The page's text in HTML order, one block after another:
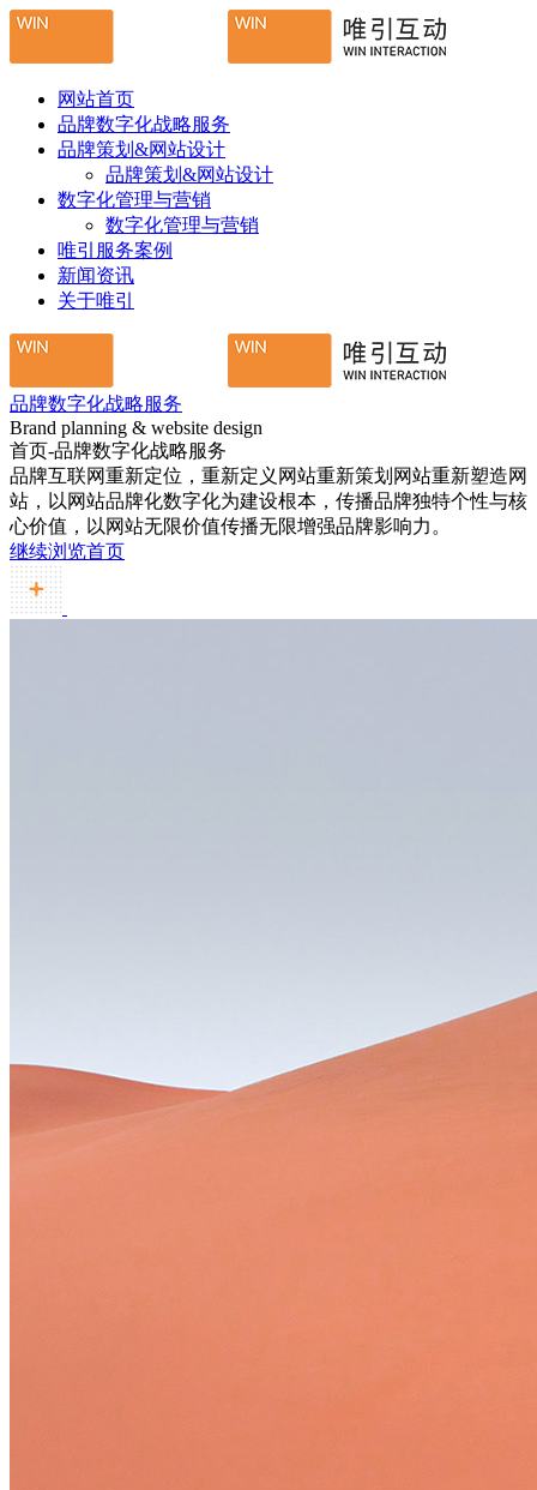
网站首页
品牌数字化战略服务
品牌策划&网站设计
品牌策划&网站设计
数字化管理与营销
数字化管理与营销
唯引服务案例
新闻资讯
关于唯引
品牌数字化战略服务
Brand planning & website design
首页-品牌数字化战略服务
品牌互联网重新定位，重新定义网站重新策划网站重新塑造网
站，以网站品牌化数字化为建设根本，传播品牌独特个性与核
心价值，以网站无限价值传播无限增强品牌影响力。
继续浏览首页